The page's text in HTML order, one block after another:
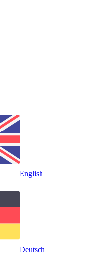
English
Deutsch